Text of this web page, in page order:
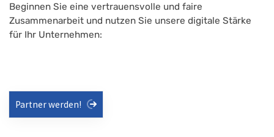
Beginnen Sie eine vertrauensvolle und faire
Zusammenarbeit und nutzen Sie unsere digitale Stärke
für Ihr Unternehmen:
Partner werden!